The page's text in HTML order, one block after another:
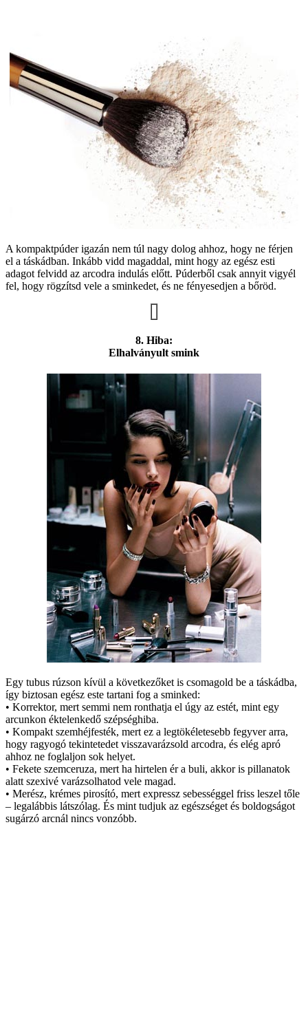
A kompaktpúder igazán nem túl nagy dolog ahhoz, hogy ne férjen
el a táskádban. Inkább vidd magaddal, mint hogy az egész esti
adagot felvidd az arcodra indulás előtt. Púderből csak annyit vigyél
fel, hogy rögzítsd vele a sminkedet, és ne fényesedjen a bőröd.
8. Hiba:
Elhalványult smink
Egy tubus rúzson kívül a következőket is csomagold be a táskádba,
így biztosan egész este tartani fog a sminked:
• Korrektor, mert semmi nem ronthatja el úgy az estét, mint egy
arcunkon éktelenkedő szépséghiba.
• Kompakt szemhéjfesték, mert ez a legtökéletesebb fegyver arra,
hogy ragyogó tekintetedet visszavarázsold arcodra, és elég apró
ahhoz ne foglaljon sok helyet.
• Fekete szemceruza, mert ha hirtelen ér a buli, akkor is pillanatok
alatt szexivé varázsolhatod vele magad.
• Merész, krémes pirosító, mert expressz sebességgel friss leszel tőle
– legalábbis látszólag. És mint tudjuk az egészséget és boldogságot
sugárzó arcnál nincs vonzóbb.